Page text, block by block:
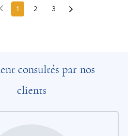
1 2 3
consultés par nos
clients